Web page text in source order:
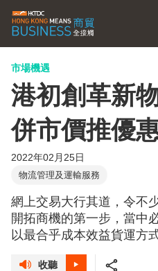
市場機遇
港初創革新
併市價推優
2022年02月25日
物流管理及運輸服務
網上交易大行其道，令不
開拓商機的第一步，當中
以最合乎成本效益貨運方
收聽